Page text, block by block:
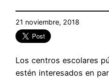
21 noviembre, 2018
Los centros escolares
estén interesados en